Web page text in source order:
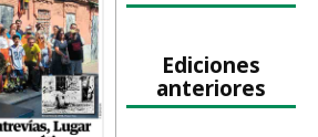
Ediciones
anteriores